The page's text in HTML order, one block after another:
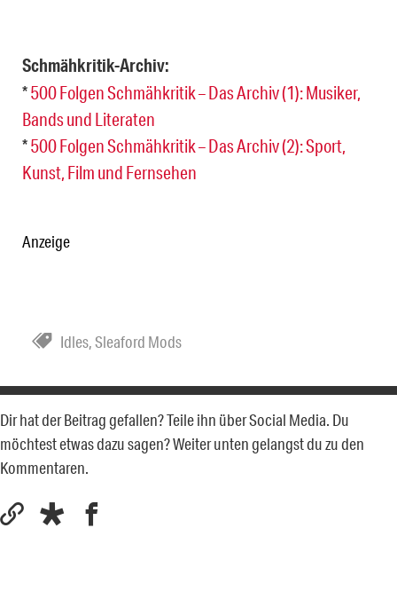
Schmähkritik-Archiv:
*500 Folgen Schmähkritik – Das Archiv (1): Musiker,
Bands und Literaten
*500 Folgen Schmähkritik – Das Archiv (2): Sport,
Kunst, Film und Fernsehen
Anzeige
Idles,Sleaford Mods
Dir hat der Beitrag gefallen? Teile ihn über Social Media. Du
möchtest etwas dazu sagen? Weiter unten gelangst du zu den
Kommentaren.